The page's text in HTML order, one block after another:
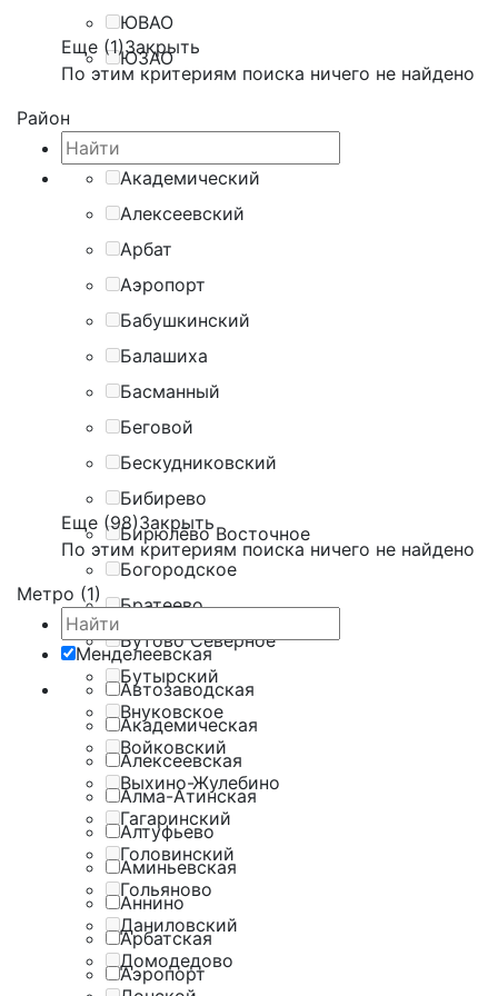
ЮВАО
ЮЗАО
Еще (1)Закрыть
По этим критериям поиска ничего не найдено
Район
Академический
Алексеевский
Арбат
Аэропорт
Бабушкинский
Балашиха
Басманный
Беговой
Бескудниковский
Бибирево
Бирюлёво Восточное
Богородское
Братеево
Бутово Северное
Бутырский
Внуковское
Войковский
Выхино-Жулебино
Гагаринский
Головинский
Гольяново
Даниловский
Домодедово
Еще (98)Закрыть
По этим критериям поиска ничего не найдено
Метро (1)
Менделеевская
Автозаводская
Академическая
Алексеевская
Алма-Атинская
Алтуфьево
Аминьевская
Аннино
Арбатская
Аэропорт